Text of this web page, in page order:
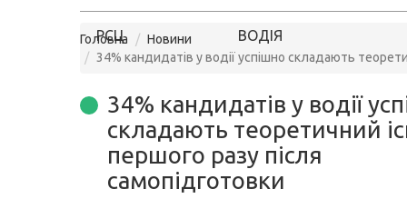
РСЦ ВОДІЯ
Головна
Новини
34% кандидатів у водії успішно складають
34% кандидатів у водії
складають теоретичний
першого разу після
самопідготовки